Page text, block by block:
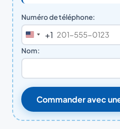
Numéro de téléphone:
United
States
+1
Nom:
Commander avec